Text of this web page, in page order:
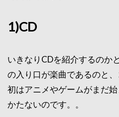
1)CD
いきなりCDを紹介するのか
の入り口が楽曲であるのと
初はアニメやゲームがまだ
かたないのです。。